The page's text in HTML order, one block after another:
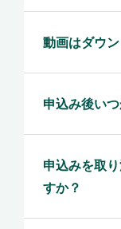
動画はダウ
申込み後い
申込みを取
すか？